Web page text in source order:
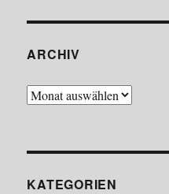
ARCHIV
Archiv
KATEGORIEN